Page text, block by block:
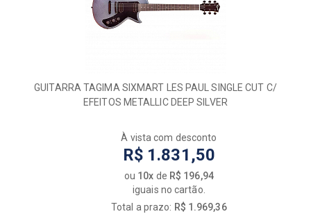
GUITARRA TAGIMA SIXMART LES PAUL SINGLE CUT C/
EFEITOS METALLIC DEEP SILVER
À vista com desconto
R$ 1.831,50
ou 10x de R$ 196,94
iguais no cartão.
Total a prazo: R$ 1.969,36